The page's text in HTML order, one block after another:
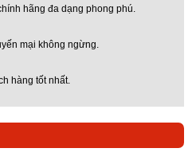
hãng đa dạng phong phú.
mại không ngừng.
hàng tốt nhất.